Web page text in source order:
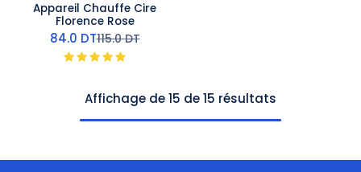
Appareil Chauffe Cire
Florence Rose
84.0 DT115.0DT
Affichage de 15 de 15 résultats